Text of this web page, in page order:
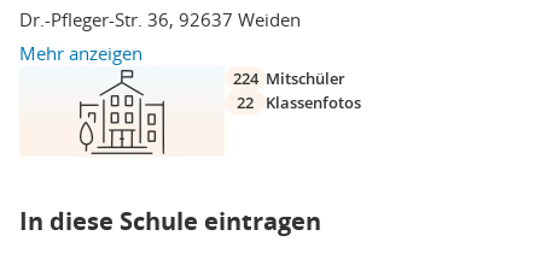
Dr.-Pfleger-Str. 36, 92637 Weiden
Mehr anzeigen
224 Mitschüler
22
Klassenfotos
In diese Schule eintragen